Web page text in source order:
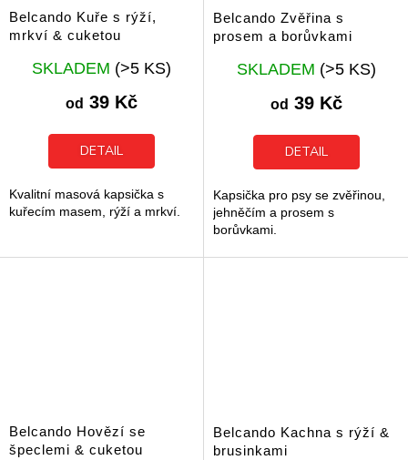
Belcando Kuře s rýží,
mrkví & cuketou
Průměrné
hodnocení
produktu
je
z
SKLADEM (>5 KS)
od 39 Kč
DETAIL
Kvalitní masová kapsička s
kuřecím masem, rýží a mrkví.
Belcando Zvěřina s
prosem a borůvkami
Průměrné
hodnocení
produktu
je
z
SKLADEM (>5 KS)
od 39 Kč
DETAIL
Kapsička pro psy se zvěřinou,
jehněčím a prosem s
borůvkami.
Belcando Hovězí se
špeclemi & cuketou
Belcando Kachna s rýží &
brusinkami